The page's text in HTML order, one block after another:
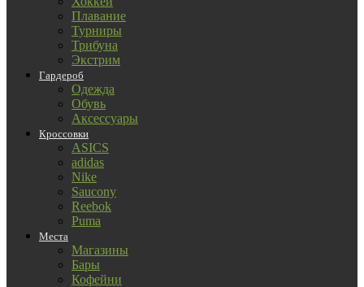
Плавание
Турниры
Трибуна
Экстрим
Гардероб
Одежда
Обувь
Аксессуары
Кроссовки
ASICS
adidas
Nike
Saucony
Reebok
Puma
Места
Магазины
Бары
Кофейни